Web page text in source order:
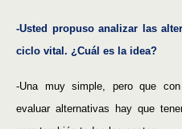
-Usted propuso analizar las
ciclo vital. ¿Cuál es la idea?
-Una muy simple, pero que
evaluar alternativas hay que